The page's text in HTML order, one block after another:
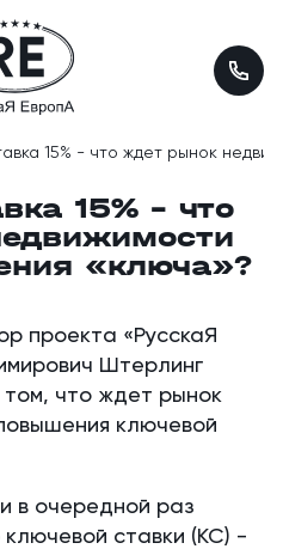
15% - что ждет рынок
15% - что
«ключа»?
проекта «РусскаЯ
Штерлинг
что ждет рынок
ключевой
в очередной раз
ставки (КС) -